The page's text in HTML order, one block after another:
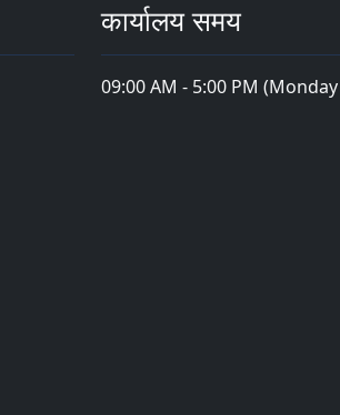
कार्यालय समय
09:00 AM - 5:00 PM